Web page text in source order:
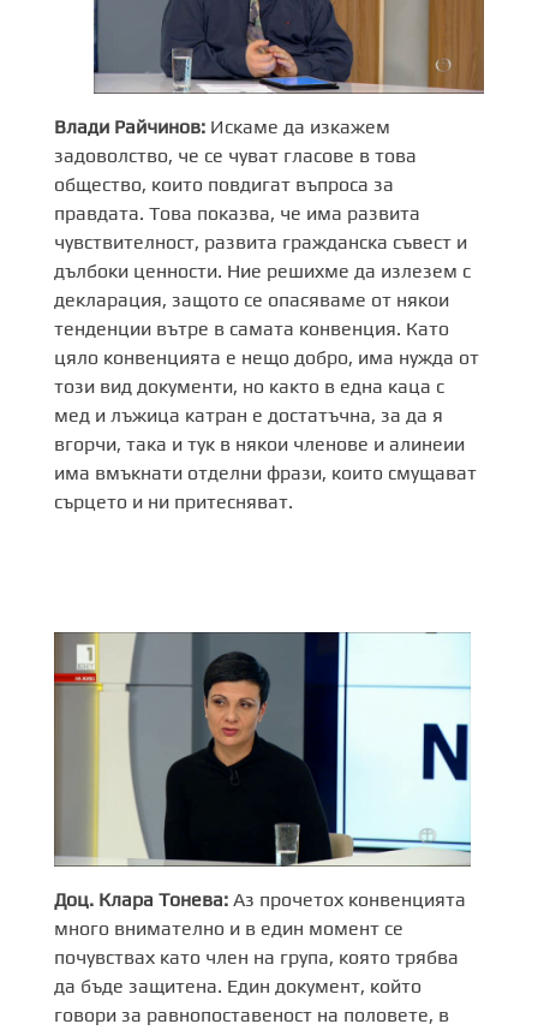
Влади Райчинов: Искаме да изкажем
задоволство, че се чуват гласове в това
общество, които повдигат въпроса за
правдата. Това показва, че има развита
чувствителност, развита гражданска съвест и
дълбоки ценности. Ние решихме да излезем с
декларация, защото се опасяваме от някои
тенденции вътре в самата конвенция. Като
цяло конвенцията е нещо добро, има нужда от
този вид документи, но както в една каца с
мед и лъжица катран е достатъчна, за да я
вгорчи, така и тук в някои членове и алинеии
има вмъкнати отделни фрази, които смущават
сърцето и ни притесняват.
Доц. Клара Тонева: Аз прочетох конвенцията
много внимателно и в един момент се
почувствах като член на група, която трябва
да бъде защитена. Един документ, който
говори за равнопоставеност на половете, в